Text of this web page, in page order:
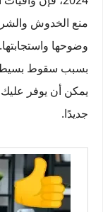
منع الخدوش
وضوحها
بسبب سقوط بسيط!
يمكن أن يوفر
جديدًا.